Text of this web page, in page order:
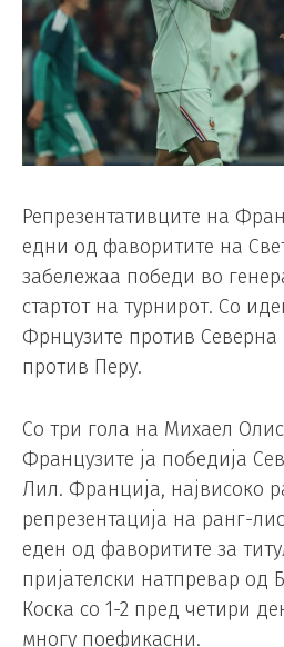
Репрезентативците на
едни од фаворитите на
забележаа победи во
стартот на турнирот. Со
Фрнцузите против
против Перу.
Со три гола на Михаел
Французите ја победија
Лил. Франција, највисоко
репрезентација на ранг-
еден од фаворитите за
пријателски натпревар од
Коска со 1-2 пред четири
многу поефикасни.